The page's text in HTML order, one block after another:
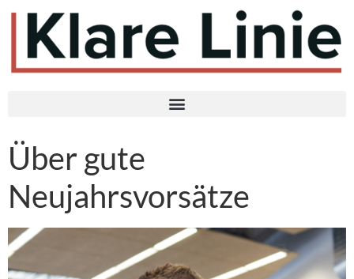
Über gute
Neujahrsvorsätze